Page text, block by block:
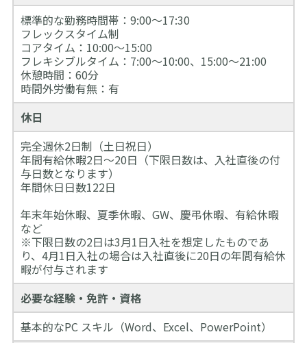
標準的な勤務時間帯：9:00～17:30
フレックスタイム制
コアタイム：10:00～15:00
フレキシブルタイム：7:00～10:00、15:00～21:00
休憩時間：60分
時間外労働有無：有
休日
完全週休2日制（土日祝日）
年間有給休暇2日～20日（下限日数は、入社直後の付
与日数となります）
年間休日日数122日
年末年始休暇、夏季休暇、GW、慶弔休暇、有給休暇
など
※下限日数の2日は3月1日入社を想定したものであ
り、4月1日入社の場合は入社直後に20日の年間有給休
暇が付与されます
必要な経験・免許・資格
基本的なPC スキル（Word、Excel、PowerPoint）